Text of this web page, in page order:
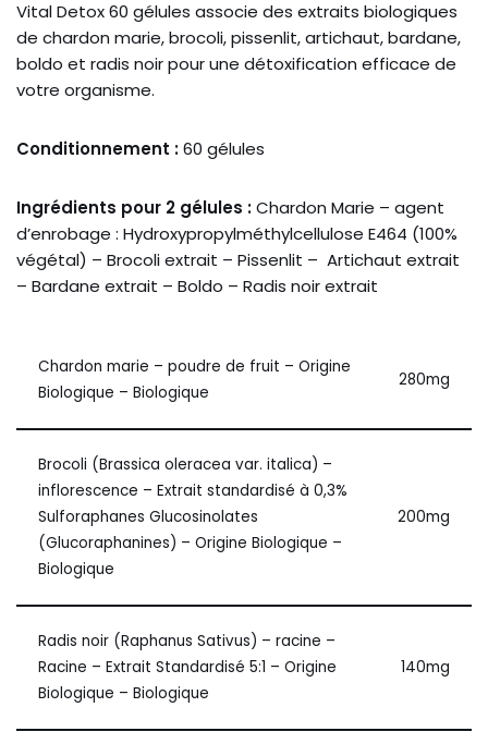
Vital Detox 60 gélules associe des extraits biologiques
de chardon marie, brocoli, pissenlit, artichaut, bardane,
boldo et radis noir pour une détoxification efficace de
votre organisme.
Conditionnement :60 gélules
Ingrédients pour 2 gélules :Chardon Marie – agent
d’enrobage : Hydroxypropylméthylcellulose E464 (100%
végétal) – Brocoli extrait – Pissenlit – Artichaut extrait
– Bardane extrait – Boldo – Radis noir extrait
Chardon marie – poudre de fruit – Origine
Biologique – Biologique
280mg
Brocoli (Brassica oleracea var. italica) –
inflorescence – Extrait standardisé à 0,3%
Sulforaphanes Glucosinolates
(Glucoraphanines) – Origine Biologique –
Biologique
200mg
Radis noir (Raphanus Sativus) – racine –
Racine – Extrait Standardisé 5:1 – Origine
Biologique – Biologique
140mg